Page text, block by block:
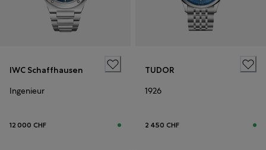
IWC Schaffhausen
Ingenieur
12 000 CHF
TUDOR
1926
2 450 CHF